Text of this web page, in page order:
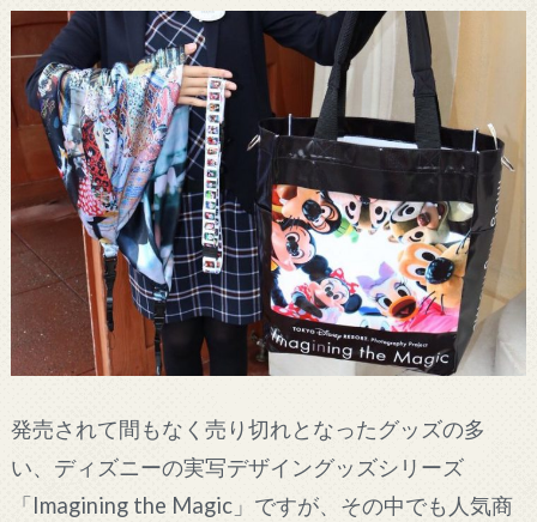
発売されて間もなく売り切れとなったグッズの多
い、ディズニーの実写デザイングッズシリーズ
「Imagining the Magic」ですが、その中でも人気商